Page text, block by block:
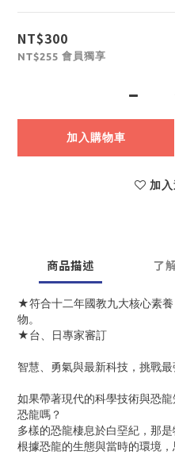
NT$300
NT$255 會員獨享
加入購物車
加
商品描述 了
★符合十二年國教九大核心素
物。
★台、日專家審訂
智慧、勇氣與最新科技，挑戰最
如果帶著現代的科學技術與恐
恐龍嗎？
多樣的恐龍棲息於白堊紀，那是
根據恐龍的生態與當時的環境